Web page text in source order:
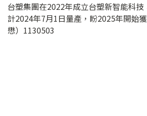
台塑集團在2022年成立台塑新智能科
計2024年7月1日量產，盼2025年開始
懋）1130503